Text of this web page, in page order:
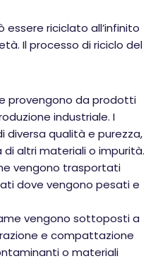
essere riciclato all’infinito
Il processo di riciclo del
provengono da prodotti
industriale. I
diversa qualità e purezza,
altri materiali o impurità.
vengono trasportati
dove vengono pesati e
vengono sottoposti a
e compattazione
o materiali